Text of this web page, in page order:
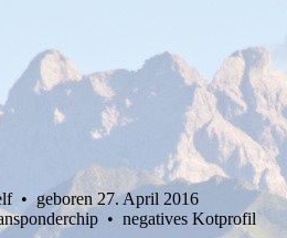
• geboren 27. April 2016
• negatives Kotprofil